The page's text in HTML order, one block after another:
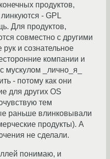
продуктов,
- GPL
Для продуктов,
совместно с другими
и сознательное
компании и
мускулом _лично_я_
- потому как они
для других OS
тем
раньше влинковывали
продукты). А
не сделали.
понимаю, и